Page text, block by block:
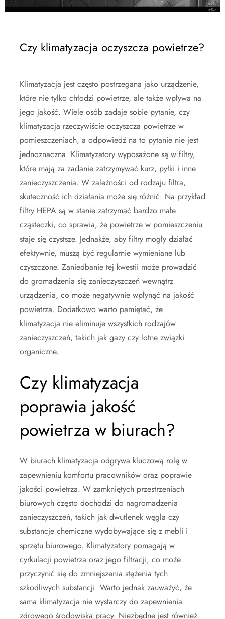
Czy klimatyzacja oczyszcza powietrze?
Klimatyzacja jest często postrzegana jako urządzenie,
które nie tylko chłodzi powietrze, ale także wpływa na
jego jakość. Wiele osób zadaje sobie pytanie, czy
klimatyzacja rzeczywiście oczyszcza powietrze w
pomieszczeniach, a odpowiedź na to pytanie nie jest
jednoznaczna. Klimatyzatory wyposażone są w filtry,
które mają za zadanie zatrzymywać kurz, pyłki i inne
zanieczyszczenia. W zależności od rodzaju filtra,
skuteczność ich działania może się różnić. Na przykład
filtry HEPA są w stanie zatrzymać bardzo małe
cząsteczki, co sprawia, że powietrze w pomieszczeniu
staje się czystsze. Jednakże, aby filtry mogły działać
efektywnie, muszą być regularnie wymieniane lub
czyszczone. Zaniedbanie tej kwestii może prowadzić
do gromadzenia się zanieczyszczeń wewnątrz
urządzenia, co może negatywnie wpłynąć na jakość
powietrza. Dodatkowo warto pamiętać, że
klimatyzacja nie eliminuje wszystkich rodzajów
zanieczyszczeń, takich jak gazy czy lotne związki
organiczne.
Czy klimatyzacja
poprawia jakość
powietrza w biurach?
W biurach klimatyzacja odgrywa kluczową rolę w
zapewnieniu komfortu pracowników oraz poprawie
jakości powietrza. W zamkniętych przestrzeniach
biurowych często dochodzi do nagromadzenia
zanieczyszczeń, takich jak dwutlenek węgla czy
substancje chemiczne wydobywające się z mebli i
sprzętu biurowego. Klimatyzatory pomagają w
cyrkulacji powietrza oraz jego filtracji, co może
przyczynić się do zmniejszenia stężenia tych
szkodliwych substancji. Warto jednak zauważyć, że
sama klimatyzacja nie wystarczy do zapewnienia
zdrowego środowiska pracy. Niezbędne jest również